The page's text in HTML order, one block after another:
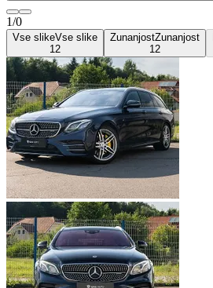
1/0
Vse slikeVse slike
12
ZunanjostZunanjost
12